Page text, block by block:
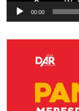
00:00